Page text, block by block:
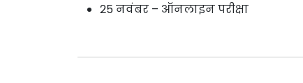
25 नवंबर – ऑनलाइन परीक्षा